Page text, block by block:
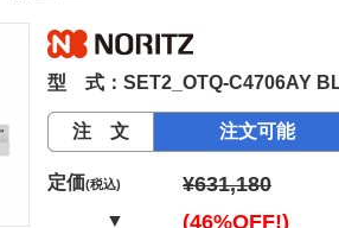
型 式：SET2_OTQ-C4706AY
注 文 注文可能
定価(税込) ¥631,180
▼ (46%OFF!)